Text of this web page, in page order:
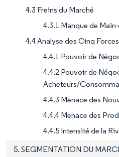
4.3 Freins du Marché
4.3.1 Manque de
4.4 Analyse des Cinq
4.4.1 Pouvoir de
4.4.2 Pouvoir de
Acheteurs/
4.4.3 Menace des
4.4.4 Menace des
4.4.5 Intensité de la
5. SEGMENTATION DU